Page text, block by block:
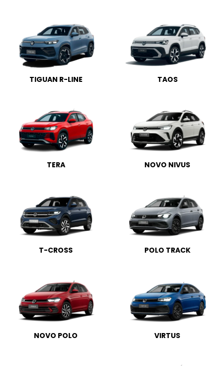
TIGUAN R-LINE TAOS
TERA NOVO NIVUS
T-CROSS POLO TRACK
NOVO POLO VIRTUS